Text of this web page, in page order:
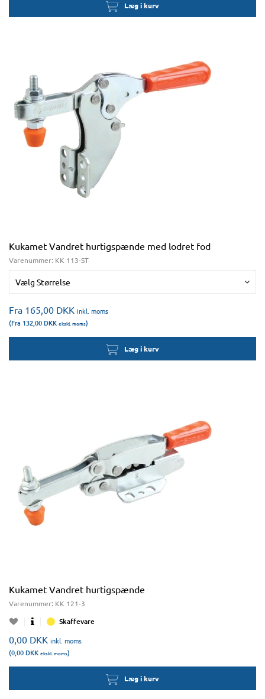
Læg i kurv
Kukamet Vandret hurtigspænde med lodret fod
Varenummer: KK 113-ST
Vælg Størrelse
Fra 165,00 DKK inkl. moms
(Fra 132,00 DKK ekskl. moms)
Læg i kurv
Kukamet Vandret hurtigspænde
Varenummer: KK 121-3
Skaffevare
0,00 DKK inkl. moms
(0,00 DKK ekskl. moms)
Læg i kurv